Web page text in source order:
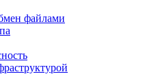
файлами